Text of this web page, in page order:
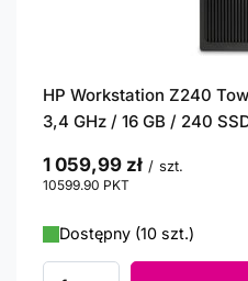
HP Workstation Z240
3,4 GHz / 16 GB / 240
1 059,99 zł / szt.
10599.90 PKT
Dostępny (10 szt.)